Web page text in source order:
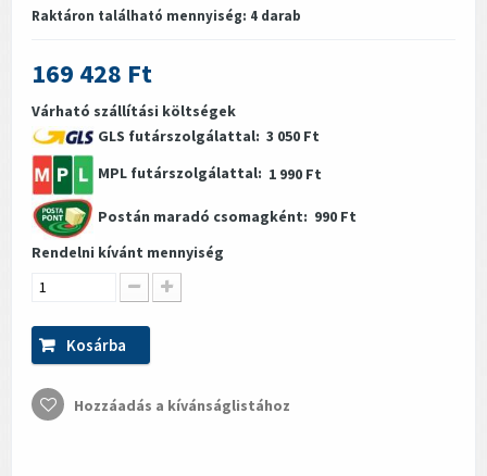
Raktáron található mennyiség: 4 darab
169 428 Ft
Várható szállítási költségek
GLS futárszolgálattal: 3 050 Ft
MPL futárszolgálattal: 1 990 Ft
Postán maradó csomagként: 990 Ft
Rendelni kívánt mennyiség
Kosárba
Hozzáadás a kívánságlistához